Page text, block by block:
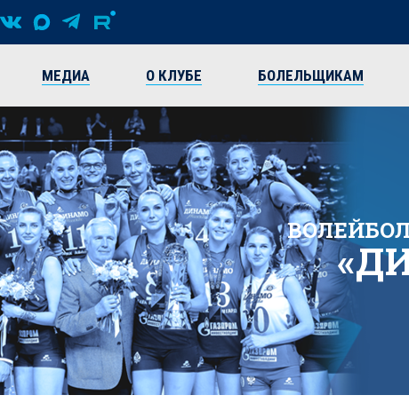
МЕДИА О КЛУБЕ БОЛЕЛЬЩИКАМ